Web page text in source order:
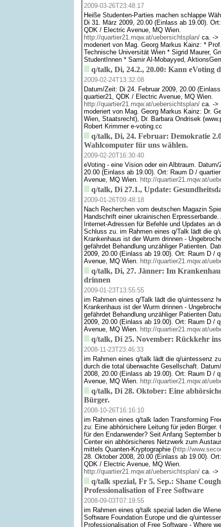
2009-03-26T23:48:17
Heiße Studenten-Parties machen schlappe
Di 31. März 2009, 20.00 (Einlass ab 19.00).
QDK / Electric Avenue, MQ Wien.
http://quartier21.mqw.at/uebersichtsplan/ ca. ->
moderiert von Mag. Georg Markus Kainz: *
Technische Universität Wien * Sigrid Maurer,
StudentInnen * Samir Al-Mobayyed,
q/talk, Di, 24.2., 20.00: Kann eVoting
2009-02-24T13:32:08
Datum/Zeit: Di 24. Februar 2009, 20.00
quartier21, QDK / Electric Avenue, MQ Wien.
http://quartier21.mqw.at/uebersichtsplan/ ca. ->
moderiert von Mag. Georg Markus Kainz: Dr.
Wien, Staatsrecht), Dr. Barbara Ondrisek
Robert Krimmer e-voting.cc
q/talk, Di, 24. Februar: Demokratie
Wahlcomputer für uns wählen.
2009-02-20T16:30:40
eVoting - eine Vision oder ein Albtraum.
20.00 (Einlass ab 19.00). Ort: Raum D /
Avenue, MQ Wien. http://quartier21.mqw.at/
q/talk, Di 27.1., Update:
2009-01-26T09:48:18
Nach Recherchen vom deutschen Magazin
Handschrift einer ukrainischen
Internet-Adressen für Befehle und Updates an
Schluss zu. im Rahmen eines q/Talk lädt die
Krankenhaus ist der Wurm drinnen -
gefährdet Behandlung unzähliger Patienten.
2009, 20.00 (Einlass ab 19.00). Ort: Raum D /
Avenue, MQ Wien. http://quartier21.mqw.at/
q/talk, Di, 27. Jänner: Im
drinnen
2009-01-23T13:55:55
im Rahmen eines q/Talk lädt die q/uintessenz
Krankenhaus ist der Wurm drinnen -
gefährdet Behandlung unzähliger Patienten
2009, 20.00 (Einlass ab 19.00). Ort: Raum D /
Avenue, MQ Wien. http://quartier21.mqw.at/
q/talk, Di 25. November: Rückkehr
2008-11-23T23:46:33
im Rahmen eines q/talk lädt die q/uintessenz
durch die total überwachte Gesellschaft.
2008, 20.00 (Einlass ab 19.00). Ort: Raum D /
Avenue, MQ Wien. http://quartier21.mqw.at/
q/talk, Di 28. Oktober: Eine
Bürger.
2008-10-26T16:16:10
im Rahmen eines q/talk laden Transforming
zu: Eine abhörsichere Leitung für jeden Bürger.
für den Endanwender? Seit Anfang September
Center ein abhörsicheres Netzwerk zum
mittels Quanten-Kryptographie (http://
28. Oktober 2008, 20.00 (Einlass ab 19.00).
QDK / Electric Avenue, MQ Wien.
http://quartier21.mqw.at/uebersichtsplan/ ca. ->
q/talk spezial, Fr 5. Sep.: Shane
Professionalisation of Free Software
2008-09-03T07:19:55
im Rahmen eines q/talk spezial laden die
Software Foundation Europe und die q/
Professionalisation of Free Software - Where